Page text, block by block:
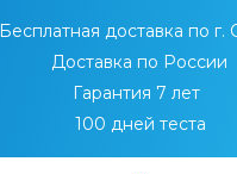
Бесплатная доставка по г.
Доставка по России
Гарантия 7 лет
100 дней теста